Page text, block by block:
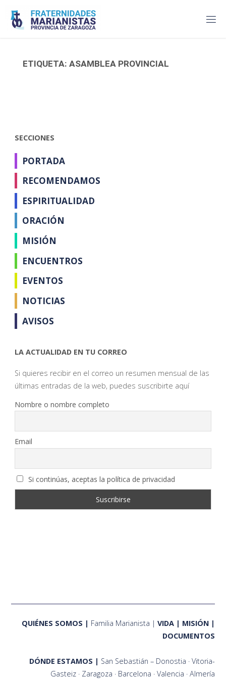
contenido
ETIQUETA: ASAMBLEA PROVINCIAL
SECCIONES
PORTADA
RECOMENDAMOS
ESPIRITUALIDAD
ORACIÓN
MISIÓN
ENCUENTROS
EVENTOS
NOTICIAS
AVISOS
LA ACTUALIDAD EN TU CORREO
Si quieres recibir en el correo un resumen mensual de las
últimas entradas de la web, puedes suscribirte aquí
Nombre o nombre completo
Email
Si continúas, aceptas la política de privacidad
QUIÉNES SOMOS Familia Marianista VIDA
MISIÓN
DOCUMENTOS
DÓNDE ESTAMOS San Sebastián – Donostia
Vitoria-
Gasteiz
Zaragoza Barcelona Valencia Almería